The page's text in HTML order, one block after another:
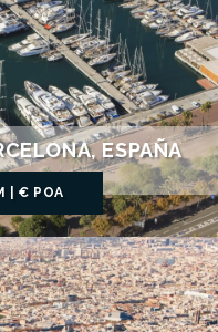
ESPAÑA
| € POA